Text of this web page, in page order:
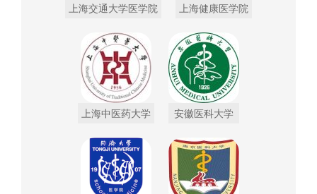
上海交通大学医学院 上海健康医学院
上海中医药大学 安徽医科大学